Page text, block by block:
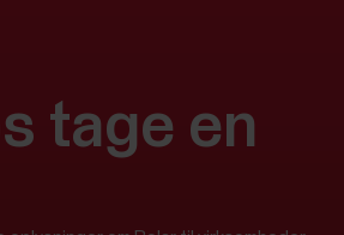
tage en